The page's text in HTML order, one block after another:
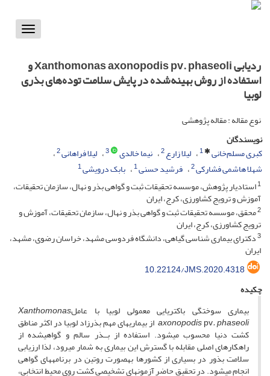
Toggle
ردیابی Xanthomonas axonopodis pv. phaseoli و
استفاده از روش بهینه‌شده در پایش سلامت توده‌های بذری
لوبیا
نوع مقاله : مقاله پژوهشی
نویسندگان
کبری مسلم‌خانی
1 لیلا زارع2 نیما خالدی 3 لیلا فراهانی2
شهلا هاشمی فشارکی2 فرشید حسنی1 بابک درویشی1
1استادیار پژوهش، موسسه تحقیقات ثبت و گواهی بذر و نهال، سازمان تحقیقات،
آموزش و ترویج کشاورزی، کرج، ایران
2محقق، موسسه تحقیقات ثبت و گواهی بذر و نهال، سازمان تحقیقات، آموزش و
ترویج کشاورزی، کرج، ایران
3دکترای بیماری شناسی گیاهی، دانشگاه فردوسی مشهد، خراسان رضوی، مشهد،
ایران
10.22124/JMS.2020.4318
چکیده
بیماری سوختگی باکتریایی معمولی لوبیا با عاملXanthomonas
axonopodispv. phaseoli از بیماری­های مهم بذرزاد لوبیا در اکثر مناطق
کشت دنیا محسوب می­شود. استفاده از بــذر سالم و گواهی­شده از
راهکارهای اصلی مقابله با گسترش این بیماری به شمار می­رود، لذا ارزیابی
سلامت بذور در بسیاری از کشورها به­صورت روتین در برنامه­های گواهی
انجام می­شود. در تحقیق حاضر آزمون­های تشخیصی کشت روی محیط انتخابی،